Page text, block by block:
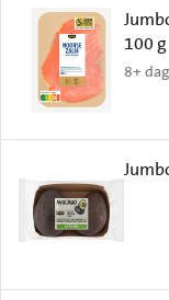
100 g
8+